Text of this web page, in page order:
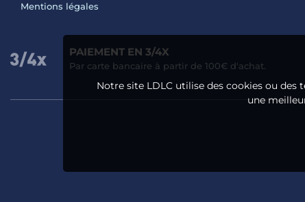
Mentions légales
PAIEMENT EN 3/4X
Par carte bancaire à partir de 100€ d'achat.
Notre site LDLC utilise des cookies ou des
une